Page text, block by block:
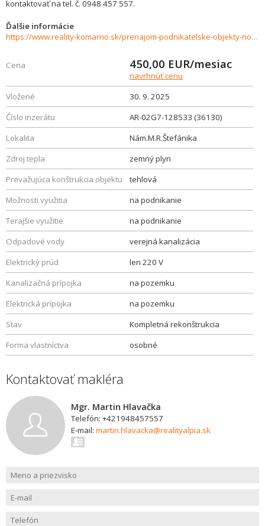
kontaktovať na tel. č. 0948 457 557.
Ďalšie informácie
https://www.reality-komarno.sk/prenajom-podnikatelske-objekty-novostavby/Priestor-na-prenajom-na-M.R.Stefanika-Komarno-36130/?utm_source=areality&utm_medium=xml&utm_term=36130&utm_content=pozemok&utm_campaign=portaly
Cena 450,00 EUR/mesiac
navrhnúť cenu
Vložené
30. 9. 2025
Číslo inzerátu
AR-02G7-128533 (36130)
Lokalita
Nám.M.R.Štefánika
Zdroj tepla
zemný plyn
Prevažujúca konštrukcia objektu
tehlová
Možnosti využitia
na podnikanie
Terajšie využitie
na podnikanie
Odpadové vody
verejná kanalizácia
Elektrický prúd
len 220 V
Kanalizačná prípojka
na pozemku
Elektrická prípojka
na pozemku
Stav
Kompletná rekonštrukcia
Forma vlastníctva
osobné
Kontaktovať makléra
Mgr. Martin Hlavačka
Telefón: +421948457557
E-mail: martin.hlavacka@realityalpia.sk